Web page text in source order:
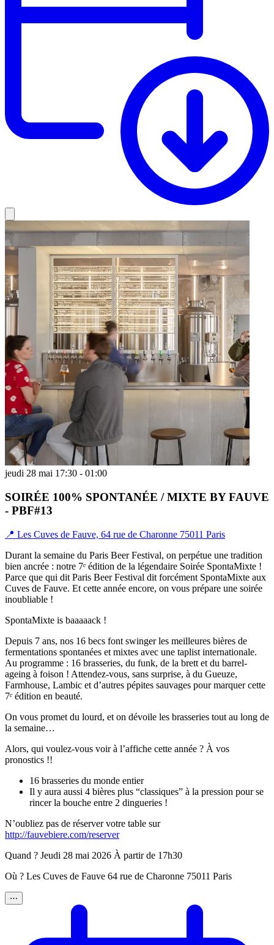
jeudi 28 mai 17:30 - 01:00
SOIRÉE 100% SPONTANÉE / MIXTE BY FAUVE
- PBF#13
📍 Les Cuves de Fauve, 64 rue de Charonne 75011 Paris
Durant la semaine du Paris Beer Festival, on perpétue une tradition
bien ancrée : notre 7ᵉ édition de la légendaire Soirée SpontaMixte !
Parce que qui dit Paris Beer Festival dit forcément SpontaMixte aux
Cuves de Fauve. Et cette année encore, on vous prépare une soirée
inoubliable !
SpontaMixte is baaaaack !
Depuis 7 ans, nos 16 becs font swinger les meilleures bières de
fermentations spontanées et mixtes avec une taplist internationale.
Au programme : 16 brasseries, du funk, de la brett et du barrel-
ageing à foison ! Attendez-vous, sans surprise, à du Gueuze,
Farmhouse, Lambic et d’autres pépites sauvages pour marquer cette
7ᵉ édition en beauté.
On vous promet du lourd, et on dévoile les brasseries tout au long de
la semaine…
Alors, qui voulez-vous voir à l’affiche cette année ? À vos
pronostics !!
16 brasseries du monde entier
Il y aura aussi 4 bières plus “classiques” à la pression pour se
rincer la bouche entre 2 dingueries !
N’oubliez pas de réserver votre table sur
http://fauvebiere.com/reserver
Quand ? Jeudi 28 mai 2026 À partir de 17h30
Où ? Les Cuves de Fauve 64 rue de Charonne 75011 Paris
⋯